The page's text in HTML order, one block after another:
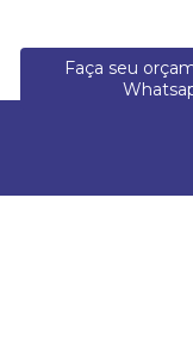
Faça seu